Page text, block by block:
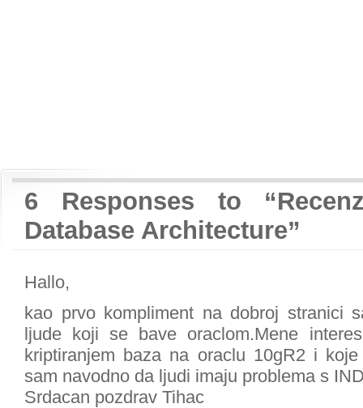
6 Responses to
Database Architecture”
Hallo,
kao prvo kompliment na dobroj stranici
ljude koji se bave oraclom.Mene
kriptiranjem baza na oraclu 10gR2 i
sam navodno da ljudi imaju problema s
Srdacan pozdrav Tihac